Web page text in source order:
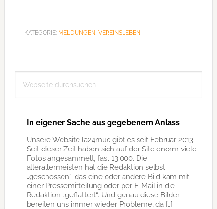
KATEGORIE: MELDUNGEN, VEREINSLEBEN
Seitenspalte
durchsuchen
In eigener Sache aus gegebenem Anlass
Unsere Website la24muc gibt es seit Februar 2013.
Seit dieser Zeit haben sich auf der Site enorm viele
Fotos angesammelt, fast 13.000. Die
allerallermeisten hat die Redaktion selbst
„geschossen“, das eine oder andere Bild kam mit
einer Pressemitteilung oder per E-Mail in die
Redaktion „geflattert“. Und genau diese Bilder
bereiten uns immer wieder Probleme, da […]